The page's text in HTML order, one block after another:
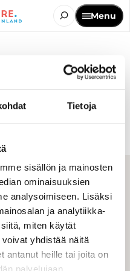
Tietoja
sisällön ja mainosten
ominaisuuksien
analysoimiseen. Lisäksi
ja analytiikka-
miten käytät
yhdistää näitä
antanut heille tai joita on
Menu
looking for